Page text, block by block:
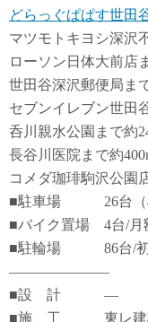
どらっぐぱぱす世田
マツモトキヨシ深沢
ローソン日体大前店
世田谷深沢郵便局ま
セブンイレブン世田
呑川親水公園まで約
長谷川医院まで約
コメダ珈琲駒沢公園
■駐車場 26台（機
■バイク置場 4台/月
■駐輪場 86台/初
―――――――
■設 計 ―
■施 工 東レ建